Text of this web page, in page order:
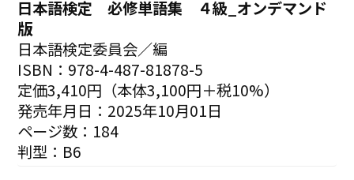
日本語検定 必修単語集 ４級_オンデマンド
版
日本語検定委員会／編
ISBN：978-4-487-81878-5
定価3,410円（本体3,100円＋税10%）
発売年月日：2025年10月01日
ページ数：184
判型：B6